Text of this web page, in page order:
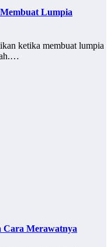
Lumpia
ketika membuat lumpia
Merawatnya